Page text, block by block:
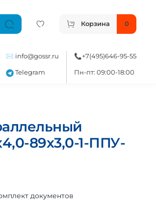
Корзина 0
✉️ info@gossr.ru
Telegram
📞+7(495)646-95-55
Пн-пт: 09:00-18:00
89х3,0-1-ППУ-
документов